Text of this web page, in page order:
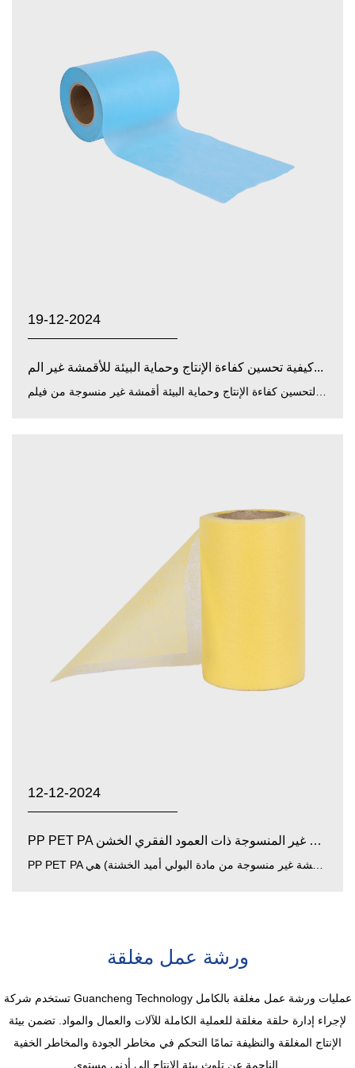
19-12-2024
كيفية تحسين كفاءة الإنتاج وحماية البيئة للأقمشة غير الم...
12-12-2024
PP PET PA الأقمشة غير المنسوجة ذات العمود الفقري الخشن:...
PP PET PA أقمشة غير منسوجة خشنة منكر (بولي بروبيلين ، بوليستر ، أقمشة غير منسوجة من مادة البولي أميد الخشنة) هي...
ورشة عمل مغلقة
تستخدم شركة Guancheng Technology عمليات ورشة عمل مغلقة بالكامل
لإجراء إدارة حلقة مغلقة للعملية الكاملة للآلات والعمال والمواد. تضمن بيئة
الإنتاج المغلقة والنظيفة تمامًا التحكم في مخاطر الجودة والمخاطر الخفية